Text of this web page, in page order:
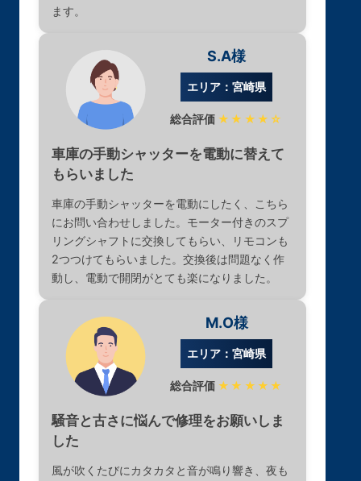
ます。
S.A様
エリア：宮崎県
総合評価 ★★★★☆
車庫の手動シャッターを電動に替えて
もらいました
車庫の手動シャッターを電動にしたく、こちら
にお問い合わせしました。モーター付きのスプ
リングシャフトに交換してもらい、リモコンも
2つつけてもらいました。交換後は問題なく作
動し、電動で開閉がとても楽になりました。
M.O様
エリア：宮崎県
総合評価 ★★★★★
騒音と古さに悩んで修理をお願いしま
した
風が吹くたびにカタカタと音が鳴り響き、夜も